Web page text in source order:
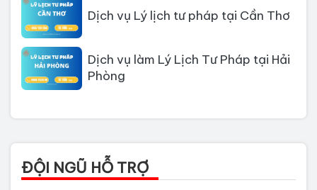
Dịch vụ Lý lịch tư pháp tại Cần Thơ
Dịch vụ làm Lý Lịch Tư Pháp tại Hải
Phòng
Nẵng
Thủ tục làm Lý Lịch Tư Pháp tại Hồ
Chí Minh
ĐỘI NGŨ HỖ TRỢ